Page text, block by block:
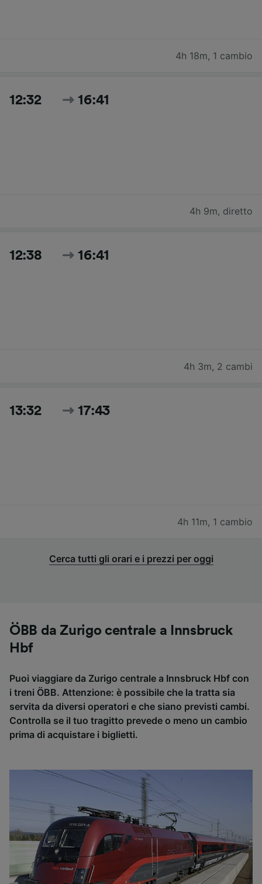
4h 18m, 1 cambio
12:32 16:41
4h 9m, diretto
12:38 16:41
4h 3m, 2 cambi
13:32 17:43
4h 11m, 1 cambio
Cerca tutti gli orari e i prezzi per oggi
ÖBB da Zurigo centrale a Innsbruck
Hbf
Puoi viaggiare da Zurigo centrale a Innsbruck Hbf con
i treni ÖBB. Attenzione: è possibile che la tratta sia
servita da diversi operatori e che siano previsti cambi.
Controlla se il tuo tragitto prevede o meno un cambio
prima di acquistare i biglietti.